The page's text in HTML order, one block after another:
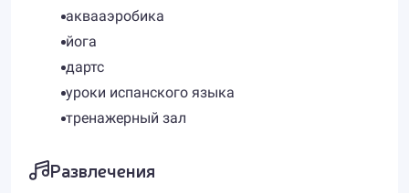
аквааэробика
йога
дартс
уроки испанского языка
тренажерный зал
Развлечения